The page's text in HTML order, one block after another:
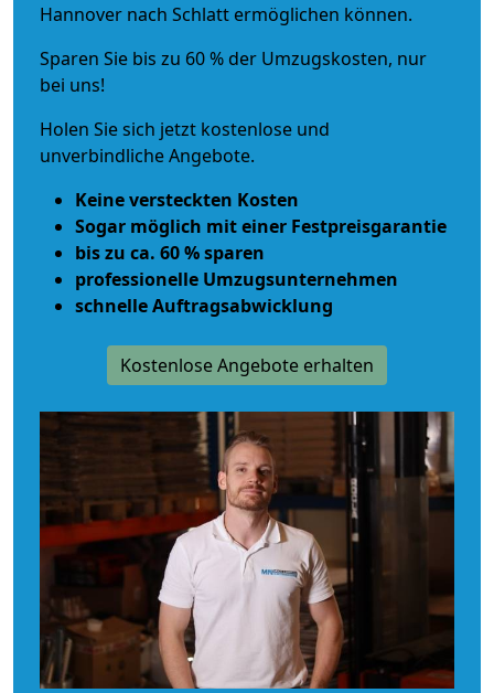
Hannover nach Schlatt ermöglichen können.
Sparen Sie bis zu 60 % der Umzugskosten, nur
bei uns!
Holen Sie sich jetzt kostenlose und
unverbindliche Angebote.
Keine versteckten Kosten
Sogar möglich mit einer Festpreisgarantie
bis zu ca. 60 % sparen
professionelle Umzugsunternehmen
schnelle Auftragsabwicklung
Kostenlose Angebote erhalten